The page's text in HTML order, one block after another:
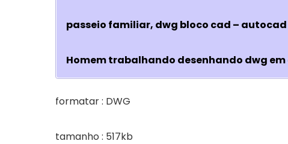
passeio familiar, dwg bloco cad –
Homem trabalhando desenhando dwg
formatar : DWG
tamanho : 517kb